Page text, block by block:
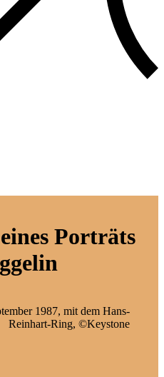
Porträts
1987, mit dem Hans-
Rein­hart-Ring, ©Key­stone